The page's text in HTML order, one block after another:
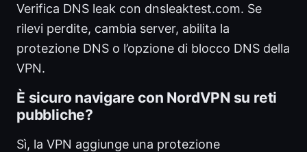
Verifica DNS leak con dnsleaktest.com. Se
rilevi perdite, cambia server, abilita la
protezione DNS o l’opzione di blocco DNS della
VPN.
È sicuro navigare con NordVPN su reti
pubbliche?
Sì, la VPN aggiunge una protezione